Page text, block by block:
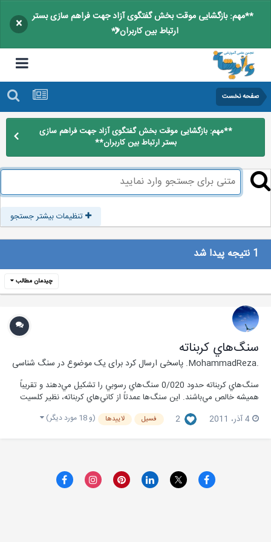
**مهم: بازگشایی موقت بخش گفتگوی آزاد جهت فراهم سازی بستر
ارتباط بین کاربران**
×
صفحه نخست
**مهم: بازگشایی موقت بخش گفتگوی آزاد جهت فراهم سازی
بستر ارتباط بین کاربران**
تنظیمات بیشتر جستجو
چیدمان مطالب
سنگ‌هاي كربناته
پاسخی ارسال کرد برای یک موضوع درسنگ شناسی
سنگ‌هاي كربناته حدود 0/020 سنگ‌هاي رسوبي را تشكيل مي‌دهند و تقريباً
هميشه خالص مي‌باشند. اين سنگ‌ها عمدتاً از كاني‌هاي كربناته، نظير كلسيت
فعاليت يخچال‌ها در پلئيتوسن (Pleistocene) رس...
4 آذر، 2011 2 فسیل لاییدها (و 18 مورد دیگر)